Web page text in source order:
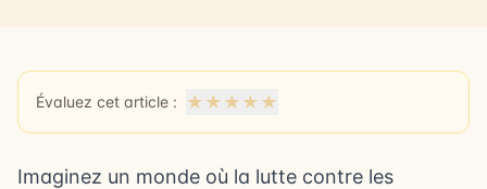
Évaluez cet article : ★ ★ ★ ★ ★
Imaginez un monde où la lutte contre les